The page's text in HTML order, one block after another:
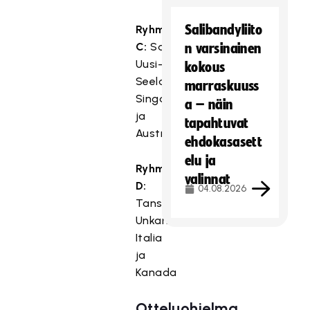
Ryhmä
C:Saksa,
Uusi-
Seelanti,
Singapore
ja
Australia
Ryhmä
D:
Tanska,
Unkari,
Italia
ja
Kanada
Salibandyliito
n varsinainen
kokous
marraskuuss
a – näin
tapahtuvat
ehdokasasett
elu ja
valinnat
04.08.2026